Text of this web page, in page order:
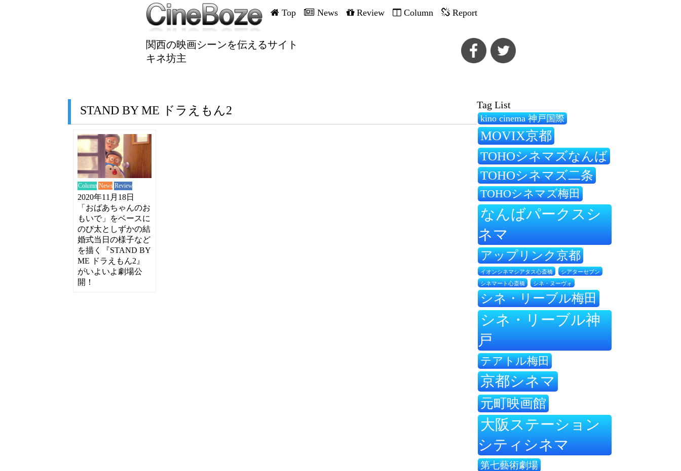
Top News Review Column Report
関西の映画シーンを伝えるサイト
キネ坊主
STAND BY ME ドラえもん2
Column News Review
2020年11月18日
「おばあちゃんのお
もいで」をベースに
のび太としずかの結
婚式当日の様子など
を描く『STAND BY
ME ドラえもん2』
がいよいよ劇場公
開！
Tag List
kino cinema 神戸国際
MOVIX京都
TOHOシネマズなんば
TOHOシネマズ二条
TOHOシネマズ梅田
なんばパークスシ
ネマ
アップリンク京都
イオンシネマシアタス心斎橋 シアターセブン
シネマート心斎橋 シネ・ヌーヴォ
シネ・リーブル梅田
シネ・リーブル神
戸
テアトル梅田
京都シネマ
元町映画館
大阪ステーション
シティシネマ
第七藝術劇場